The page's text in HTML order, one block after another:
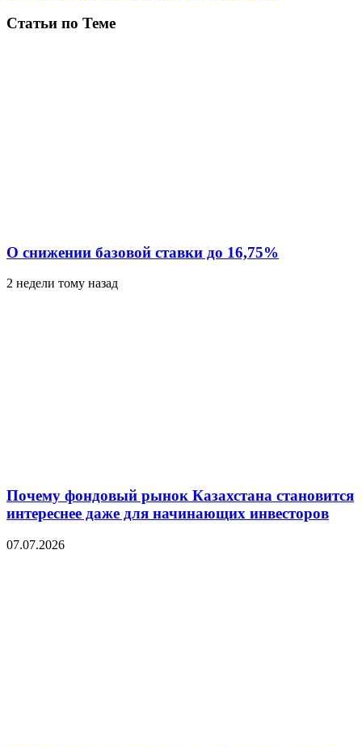
Статьи по Теме
О снижении базовой ставки до 16,75%
2 недели тому назад
Почему фондовый рынок Казахстана становится
интереснее даже для начинающих инвесторов
07.07.2026